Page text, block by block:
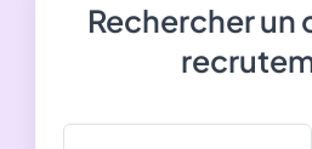
Rechercher un